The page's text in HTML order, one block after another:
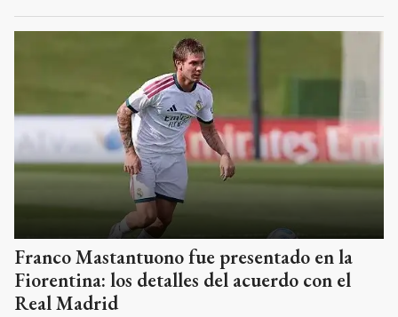
Franco Mastantuono fue presentado en la
Fiorentina: los detalles del acuerdo con el
Real Madrid